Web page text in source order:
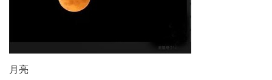
月亮